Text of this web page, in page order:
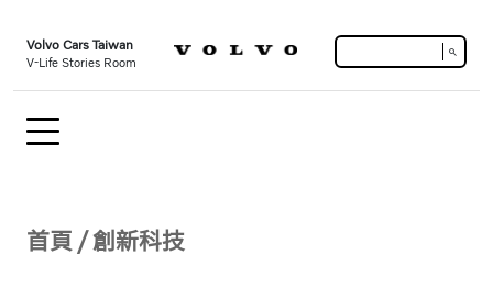
Volvo Cars Taiwan
V-Life Stories Room
search
首頁 /創新科技